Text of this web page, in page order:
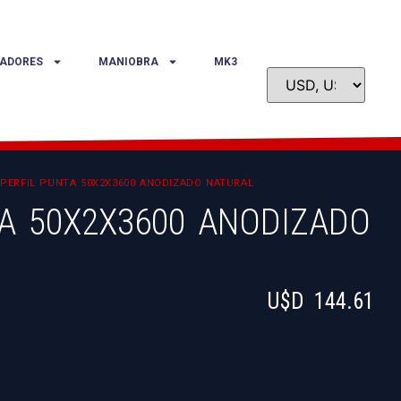
MANIOBRA MK3
PUNTA 50X2X3600 ANODIZADO NATURAL
50X2X3600 ANODIZADO
U$D 144.61